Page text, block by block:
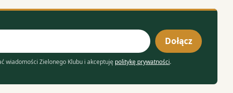
Dołącz
wiadomości Zielonego Klubu i akceptuję politykę prywatności.